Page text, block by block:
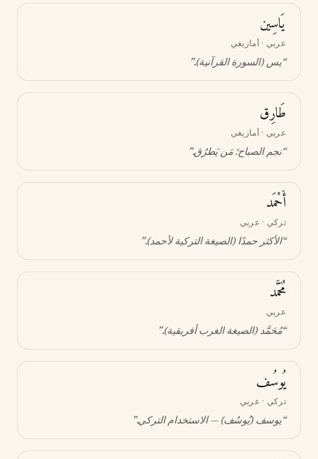
يَاسِين
عربي · أمازيغي
“يس (السورة القرآنية).”
طَارِق
عربي · أمازيغي
“نجم الصباح؛ مَن يَطرُق.”
أَحْمَد
تركي · عربي
“الأكثر حمدًا (الصيغة التركية لأحمد).”
مُحَمَّد
عربي
“مُحَمَّد (الصيغة الغرب أفريقية).”
يُوسُف
تركي · عربي
“يوسف (يُوسُف) — الاستخدام التركي.”